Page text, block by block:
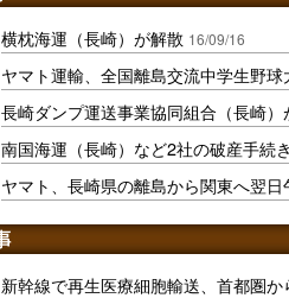
横枕海運（長崎）が解散 16/09/16
ヤマト運輸、全国離島交流中学生野
長崎ダンプ運送事業協同組合（長崎）
南国海運（長崎）など2社の破産手続
ヤマト、長崎県の離島から関東へ翌
新幹線で再生医療細胞輸送、首都圏